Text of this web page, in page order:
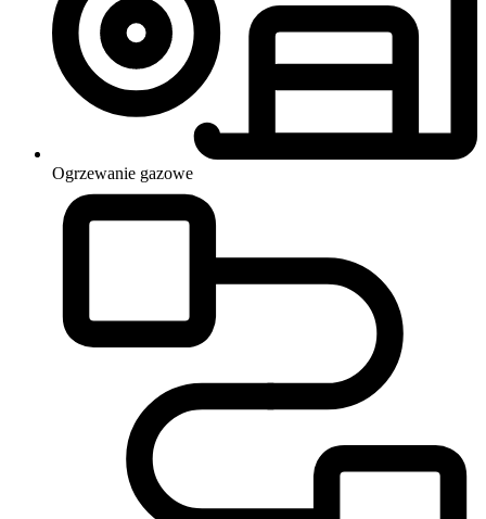
Ogrzewanie gazowe